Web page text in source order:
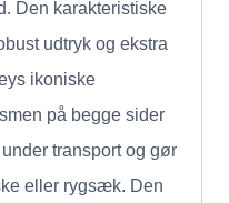
Den karakteristiske
udtryk og ekstra
ikoniske
på begge sider
transport og gør
eller rygsæk. Den